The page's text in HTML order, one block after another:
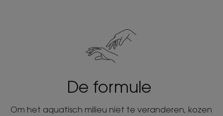
De formule
Om het aquatisch milieu niet te veranderen, kozen